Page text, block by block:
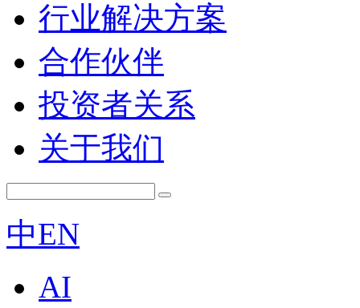
行业解决方案
合作伙伴
投资者关系
关于我们
中EN
AI